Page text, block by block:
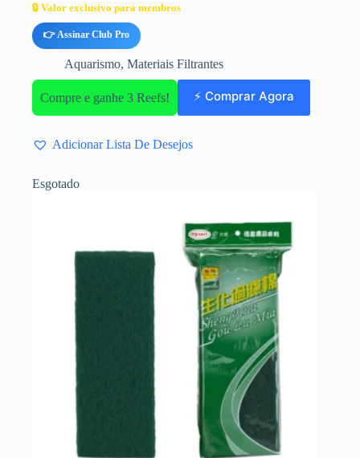
🔒 Valor exclusivo para membros
👉 Assinar Club Pro
Aquarismo, Materiais Filtrantes
Compre e ganhe 3 Reefs! ⚡ Comprar Agora
Adicionar Lista De Desejos
Esgotado